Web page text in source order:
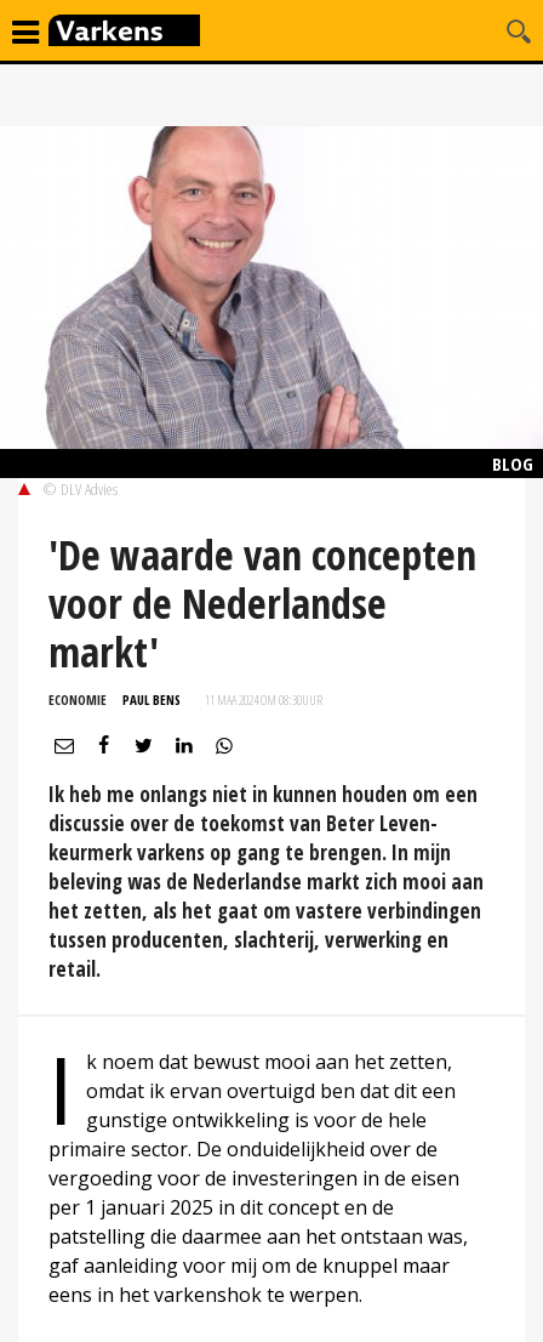
BLOG
© DLV Advies
'De waarde van concepten
voor de Nederlandse
markt'
ECONOMIE PAUL BENS 11 MAA 2024 OM 08:30UUR
Ik heb me onlangs niet in kunnen houden om een
discussie over de toekomst van Beter Leven-
keurmerk varkens op gang te brengen. In mijn
beleving was de Nederlandse markt zich mooi aan
het zetten, als het gaat om vastere verbindingen
tussen producenten, slachterij, verwerking en
retail.
I
k noem dat bewust mooi aan het zetten,
omdat ik ervan overtuigd ben dat dit een
gunstige ontwikkeling is voor de hele
primaire sector. De onduidelijkheid over de
vergoeding voor de investeringen in de eisen
per 1 januari 2025 in dit concept en de
patstelling die daarmee aan het ontstaan was,
gaf aanleiding voor mij om de knuppel maar
eens in het varkenshok te werpen.